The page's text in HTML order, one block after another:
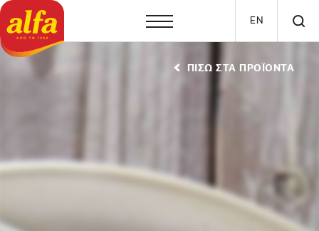
Παράκαμψη προς το κυρίως περιεχόμενο
EN
ΠΙΣΩ ΣΤΑ ΠΡΟΪΟΝΤΑ